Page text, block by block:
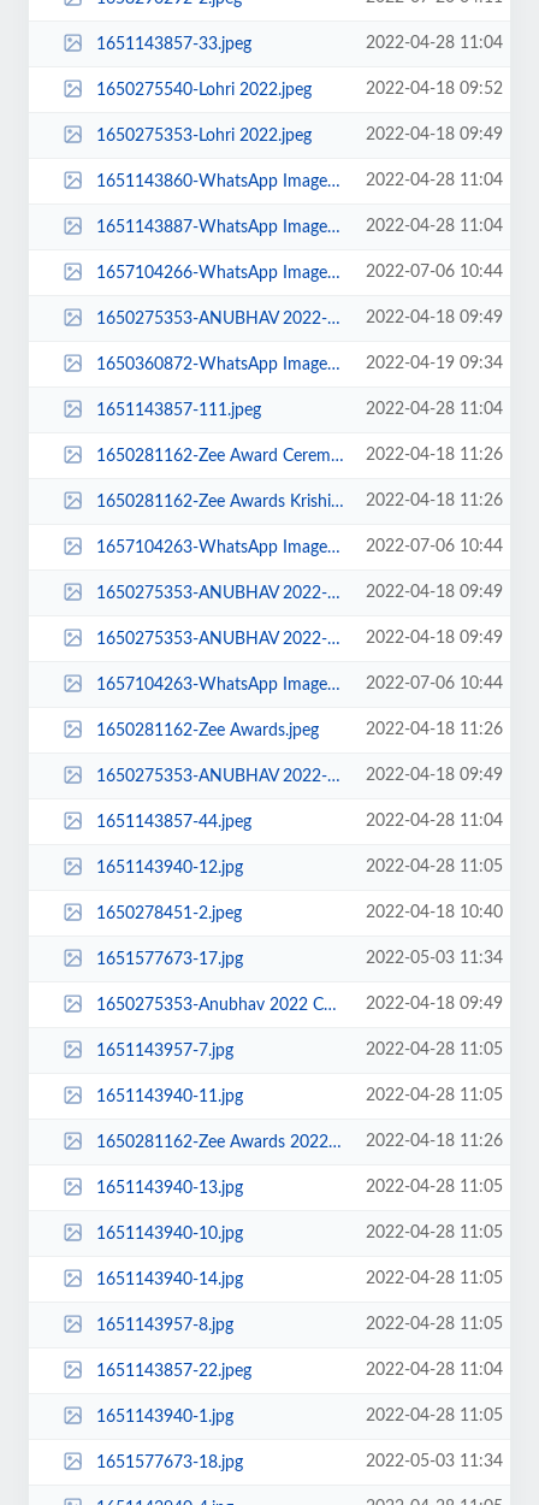
1651143857-33.jpeg 2022-04-28 11:04
1650275540-Lohri 2022.jpeg 2022-04-18 09:52
1650275353-Lohri 2022.jpeg 2022-04-18 09:49
1651143860-WhatsApp Image 2022-04-28 at 11.48.15 AM (7).jpeg 2022-04-28 11:04
1651143887-WhatsApp Image 2022-04-28 at 11.48.15 AM.jpeg 2022-04-28 11:04
1657104266-WhatsApp Image 2022-06-27 at 5.06.10 PM.jpeg 2022-07-06 10:44
1650275353-ANUBHAV 2022-2.jpeg 2022-04-18 09:49
1650360872-WhatsApp Image 2022-04-19 at 11.22.38 AM.jpeg 2022-04-19 09:34
1651143857-111.jpeg 2022-04-28 11:04
1650281162-Zee Award Ceremony.jpeg 2022-04-18 11:26
1650281162-Zee Awards Krishi Jannayak.jpeg 2022-04-18 11:26
1657104263-WhatsApp Image 2022-06-27 at 5.05.28 PM.jpeg 2022-07-06 10:44
1650275353-ANUBHAV 2022-5.jpeg 2022-04-18 09:49
1650275353-ANUBHAV 2022-4.jpeg 2022-04-18 09:49
1657104263-WhatsApp Image 2022-06-27 at 5.05.30 PM.jpeg 2022-07-06 10:44
1650281162-Zee Awards.jpeg 2022-04-18 11:26
1650275353-ANUBHAV 2022-3.jpeg 2022-04-18 09:49
1651143857-44.jpeg 2022-04-28 11:04
1651143940-12.jpg 2022-04-28 11:05
1650278451-2.jpeg 2022-04-18 10:40
1651577673-17.jpg 2022-05-03 11:34
1650275353-Anubhav 2022 Cake.jpeg 2022-04-18 09:49
1651143957-7.jpg 2022-04-28 11:05
1651143940-11.jpg 2022-04-28 11:05
1650281162-Zee Awards 2022.jpeg 2022-04-18 11:26
1651143940-13.jpg 2022-04-28 11:05
1651143940-10.jpg 2022-04-28 11:05
1651143940-14.jpg 2022-04-28 11:05
1651143957-8.jpg 2022-04-28 11:05
1651143857-22.jpeg 2022-04-28 11:04
1651143940-1.jpg 2022-04-28 11:05
1651577673-18.jpg 2022-05-03 11:34